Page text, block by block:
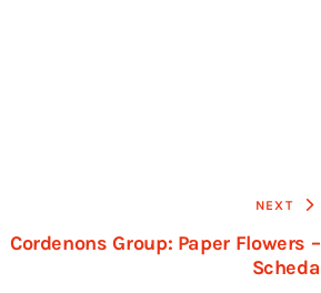
NEXT
Cordenons Group: Paper Flowers –
Scheda